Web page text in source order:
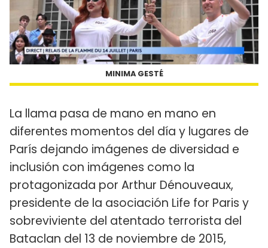
MINIMA GESTÉ
La llama pasa de mano en mano en
diferentes momentos del día y lugares de
París dejando imágenes de diversidad e
inclusión con imágenes como la
protagonizada por Arthur Dénouveaux,
presidente de la asociación Life for Paris y
sobreviviente del atentado terrorista del
Bataclan del 13 de noviembre de 2015,